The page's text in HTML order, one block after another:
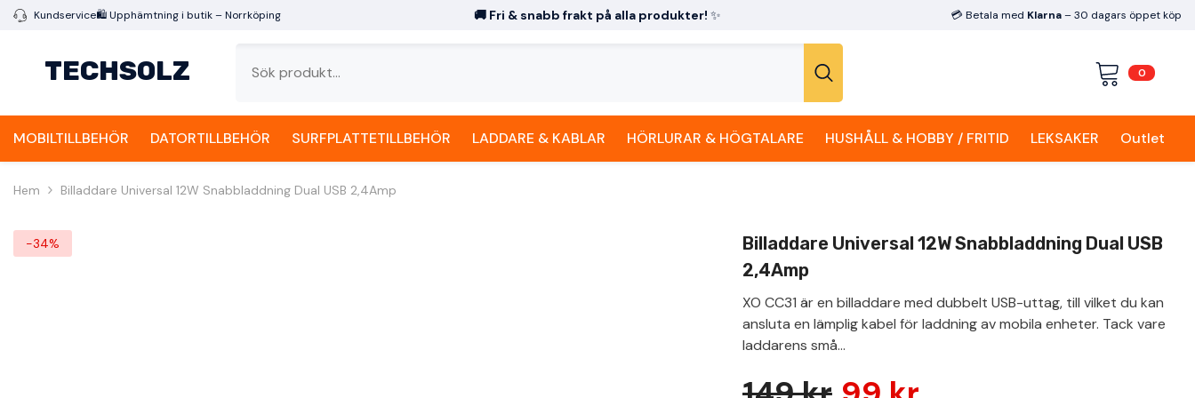
Gå Vidare Till Innehåll
Kundservice🛍️Upphämtning i butik – Norrköping 🚚 Fri & snabb frakt på alla produkter! ✨ 💳 Betala med Klarna– 30 dagars öppet köp
TECHSOLZ 0 0
artiklar
MOBILTILLBEHÖR DATORTILLBEHÖR SURFPLATTETILLBEHÖR LADDARE & KABLAR HÖRLURAR & HÖGTALARE HUSHÅLL & HOBBY / FRITID LEKSAKER Outlet
Hem Billaddare Universal 12W Snabbladdning Dual USB 2,4Amp
-34%
Billaddare Universal 12W Snabbladdning Dual USB
2,4Amp
XO CC31 är en billaddare med dubbelt USB-uttag, till vilket du kan
ansluta en lämplig kabel för laddning av mobila enheter. Tack vare
laddarens små...